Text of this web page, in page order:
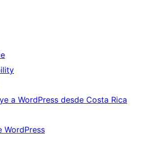
a WordPress desde Costa Rica
WordPress